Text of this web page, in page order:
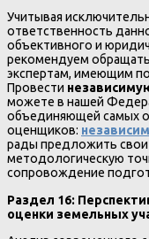
Учитывая
ответственность
объективного и
рекомендуем
экспертам, имеющим
Провести
можете в нашей
объединяющей самых
оценщиков:
рады предложить свои
методологическую
сопровождение
Раздел 16:
оценки земельных